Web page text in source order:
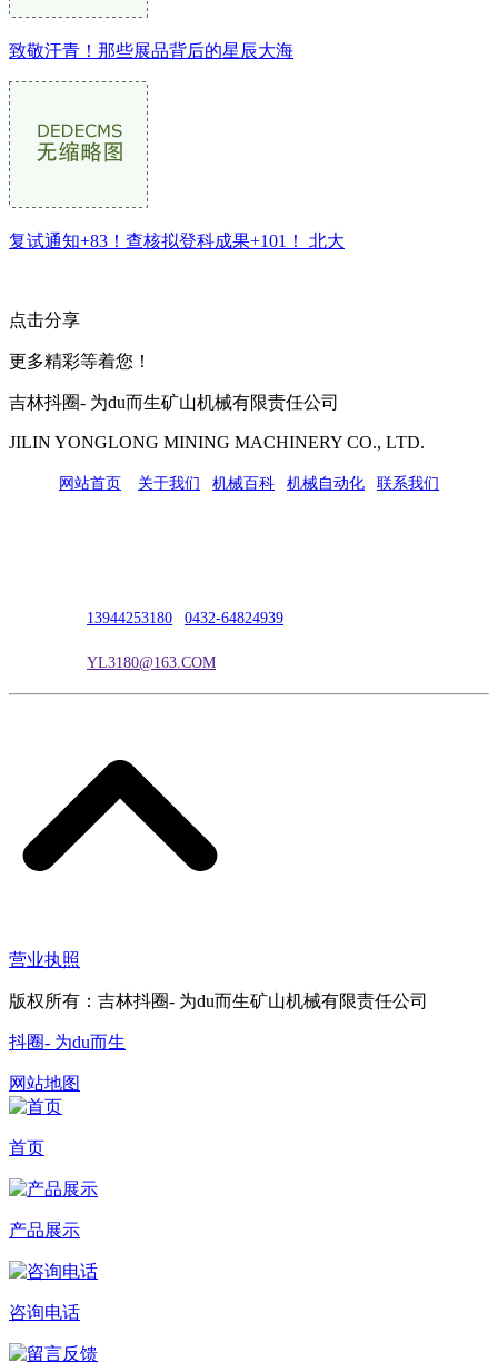
致敬汗青！那些展品背后的星辰大海
复试通知+83！查核拟登科成果+101！ 北大
点击分享
更多精彩等着您！
吉林抖圈- 为du而生矿山机械有限责任公司
JILIN YONGLONG MINING MACHINERY CO., LTD.
网站首页 关于我们 机械百科 机械自动化 联系我们
13944253180 0432-64824939
YL3180@163.COM
营业执照
版权所有：吉林抖圈- 为du而生矿山机械有限责任公司
抖圈- 为du而生
网站地图
首页
产品展示
咨询电话